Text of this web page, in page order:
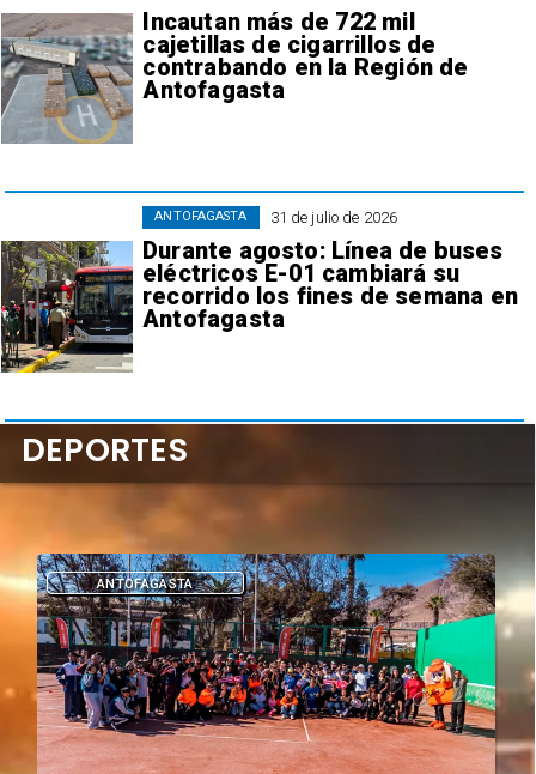
Incautan más de 722 mil
cajetillas de cigarrillos de
contrabando en la Región de
Antofagasta
31 de julio de 2026
Durante agosto: Línea de buses
eléctricos E-01 cambiará su
recorrido los fines de semana en
Antofagasta
ANTOFAGASTA
DEPORTES
DEPORTES